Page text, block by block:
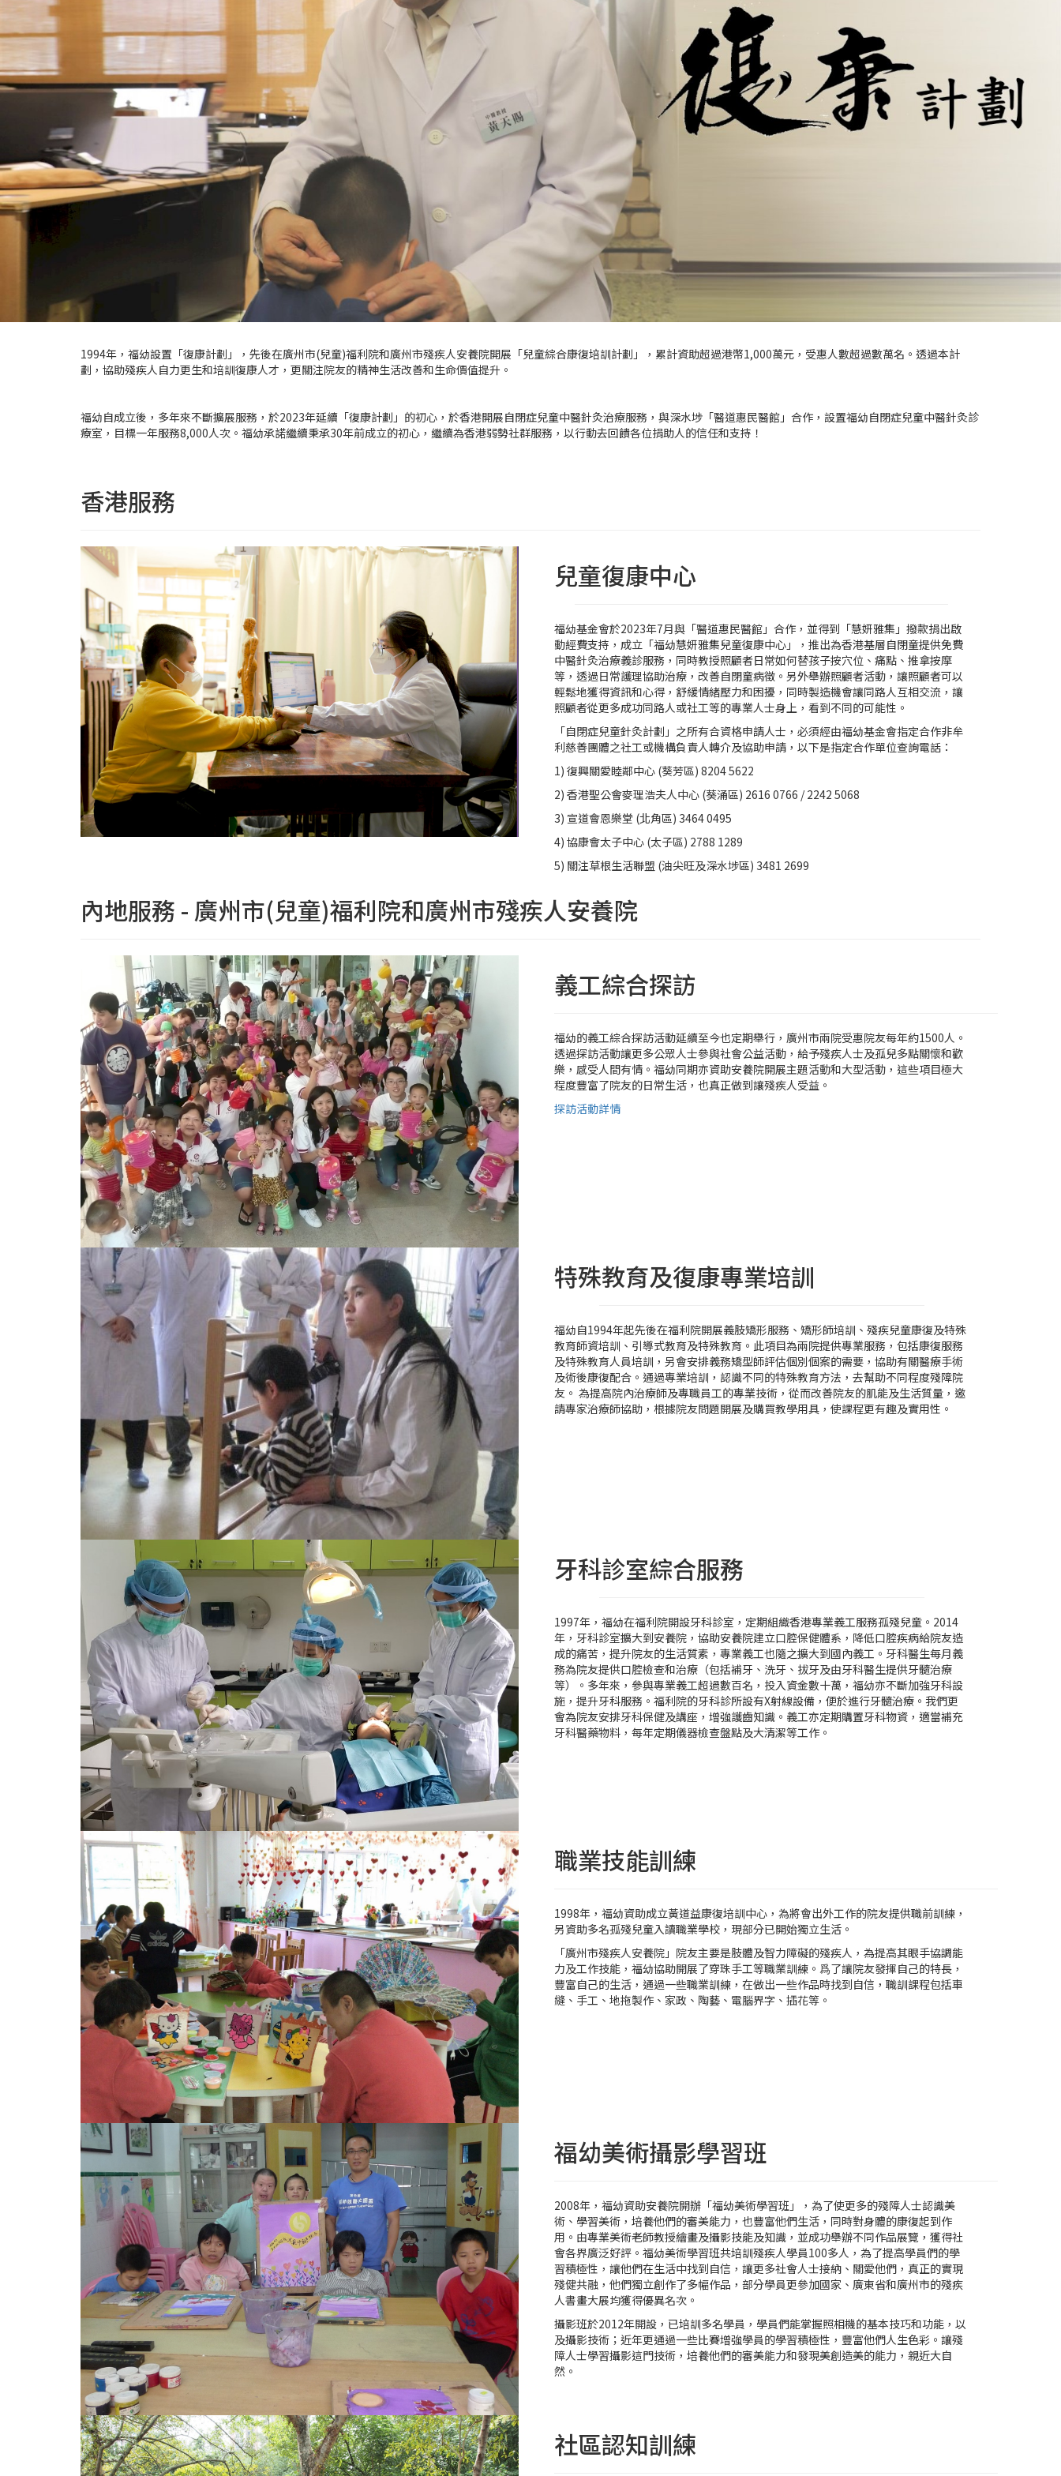
1994年，福幼設置「復康計劃」，先後在廣州市(兒童)福利院和廣州市殘疾人安養院開展「兒童綜合康復培訓計劃」，累計資助超過港幣1,000萬元，受惠人數超過數萬名。透過本計
劃，協助殘疾人自力更生和培訓復康人才，更關注院友的精神生活改善和生命價值提升。
福幼自成立後，多年來不斷擴展服務，於2023年延續「復康計劃」的初心，於香港開展自閉症兒童中醫針灸治療服務，與深水埗「醫道惠民醫館」合作，設置福幼自閉症兒童中醫針灸診
療室，目標一年服務8,000人次。福幼承諾繼續秉承30年前成立的初心，繼續為香港弱勢社群服務，以行動去回饋各位捐助人的信任和支持！
香港服務
兒童復康中心
福幼基金會於2023年7月與「醫道惠民醫館」合作，並得到「慧妍雅集」撥款捐出啟
動經費支持，成立「福幼慧妍雅集兒童復康中心」，推出為香港基層自閉童提供免費
中醫針灸治療義診服務，同時教授照顧者日常如何替孩子按穴位、痛點、推拿按摩
等，透過日常護理協助治療，改善自閉童病徵。另外舉辦照顧者活動，讓照顧者可以
輕鬆地獲得資訊和心得，舒緩情緒壓力和困擾，同時製造機會讓同路人互相交流，讓
照顧者從更多成功同路人或社工等的專業人士身上，看到不同的可能性。
「自閉症兒童針灸計劃」之所有合資格申請人士，必須經由福幼基金會指定合作非牟
利慈善團體之社工或機構負責人轉介及協助申請，以下是指定合作單位查詢電話：
1) 復興關愛睦鄰中心 (葵芳區) 8204 5622
2) 香港聖公會麥理浩夫人中心 (葵涌區) 2616 0766 / 2242 5068
3) 宣道會恩樂堂 (北角區) 3464 0495
4) 協康會太子中心 (太子區) 2788 1289
5) 關注草根生活聯盟 (油尖旺及深水埗區) 3481 2699
內地服務 - 廣州市(兒童)福利院和廣州市殘疾人安養院
義工綜合探訪
福幼的義工綜合探訪活動延續至今也定期舉行，廣州市兩院受惠院友每年約1500人。
透過探訪活動讓更多公眾人士參與社會公益活動，給予殘疾人士及孤兒多點關懷和歡
樂，感受人間有情。福幼同期亦資助安養院開展主題活動和大型活動，這些項目極大
程度豐富了院友的日常生活，也真正做到讓殘疾人受益。
探訪活動詳情
特殊教育及復康專業培訓
福幼自1994年起先後在福利院開展義肢矯形服務、矯形師培訓、殘疾兒童康復及特殊
教育師資培訓、引導式教育及特殊教育。此項目為兩院提供專業服務，包括康復服務
及特殊教育人員培訓，另會安排義務矯型師評估個別個案的需要，協助有關醫療手術
及術後康復配合。通過專業培訓，認識不同的特殊教育方法，去幫助不同程度殘障院
友。 為提高院內治療師及專職員工的專業技術，從而改善院友的肌能及生活質量，邀
請專家治療師協助，根據院友問題開展及購買教學用具，使課程更有趣及實用性。
牙科診室綜合服務
1997年，福幼在福利院開設牙科診室，定期組織香港專業義工服務孤殘兒童。2014
年，牙科診室擴大到安養院，協助安養院建立口腔保健體系，降低口腔疾病給院友造
成的痛苦，提升院友的生活質素，專業義工也隨之擴大到國內義工。牙科醫生每月義
務為院友提供口腔檢查和治療（包括補牙、洗牙、拔牙及由牙科醫生提供牙髓治療
等）。多年來，參與專業義工超過數百名，投入資金數十萬，福幼亦不斷加強牙科設
施，提升牙科服務。福利院的牙科診所設有X射線設備，便於進行牙髓治療。我們更
會為院友安排牙科保健及講座，增強護齒知識。義工亦定期購置牙科物資，適當補充
牙科醫藥物料，每年定期儀器檢查盤點及大清潔等工作。
職業技能訓練
1998年，福幼資助成立黃道益康復培訓中心，為將會出外工作的院友提供職前訓練，
另資助多名孤殘兒童入讀職業學校，現部分已開始獨立生活。
「廣州市殘疾人安養院」院友主要是肢體及智力障礙的殘疾人，為提高其眼手協調能
力及工作技能，福幼協助開展了穿珠手工等職業訓練。爲了讓院友發揮自己的特長，
豐富自己的生活，通過一些職業訓練，在做出一些作品時找到自信，職訓課程包括車
縫、手工、地拖製作、家政、陶藝、電腦界字、插花等。
福幼美術攝影學習班
2008年，福幼資助安養院開辦「福幼美術學習班」，為了使更多的殘障人士認識美
術、學習美術，培養他們的審美能力，也豐富他們生活，同時對身體的康復起到作
用。由專業美術老師教授繪畫及攝影技能及知識，並成功舉辦不同作品展覽，獲得社
會各界廣泛好評。福幼美術學習班共培訓殘疾人學員100多人，為了提高學員們的學
習積極性，讓他們在生活中找到自信，讓更多社會人士接納、關愛他們，真正的實現
殘健共融，他們獨立創作了多幅作品，部分學員更參加國家、廣東省和廣州市的殘疾
人書畫大展均獲得優異名次。
攝影班於2012年開設，已培訓多名學員，學員們能掌握照相機的基本技巧和功能，以
及攝影技術；近年更通過一些比賽增強學員的學習積極性，豐富他們人生色彩。讓殘
障人士學習攝影這門技術，培養他們的審美能力和發現美創造美的能力，親近大自
然。
社區認知訓練